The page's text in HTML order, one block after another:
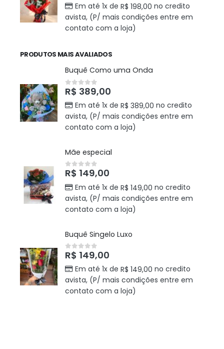
Em até 1x de R$ 198,00 no credito
avista, (P/ mais condições entre em
contato com a loja)
PRODUTOS MAIS AVALIADOS
Buquê Como uma Onda
0out of 5
R$ 389,00
Em até 1x de R$ 389,00 no credito
avista, (P/ mais condições entre em
contato com a loja)
Mãe especial
0out of 5
R$ 149,00
Em até 1x de R$ 149,00 no credito
avista, (P/ mais condições entre em
contato com a loja)
Buquê Singelo Luxo
0out of 5
R$ 149,00
Em até 1x de R$ 149,00 no credito
avista, (P/ mais condições entre em
contato com a loja)